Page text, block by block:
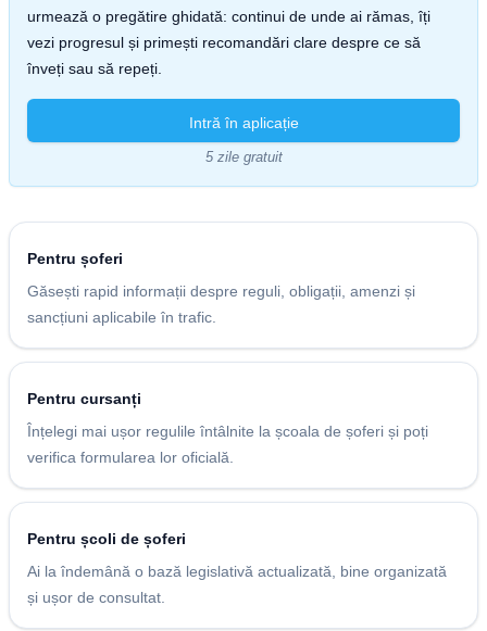
urmează o pregătire ghidată: continui de unde ai rămas, îți
vezi progresul și primești recomandări clare despre ce să
înveți sau să repeți.
Intră în aplicație
5 zile gratuit
Pentru șoferi
Găsești rapid informații despre reguli, obligații, amenzi și
sancțiuni aplicabile în trafic.
Pentru cursanți
Înțelegi mai ușor regulile întâlnite la școala de șoferi și poți
verifica formularea lor oficială.
Pentru școli de șoferi
Ai la îndemână o bază legislativă actualizată, bine organizată
și ușor de consultat.